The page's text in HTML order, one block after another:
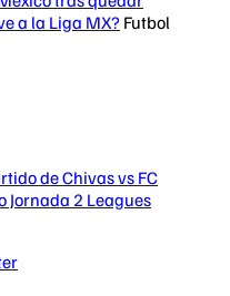
a la Liga MX? Futbol
de Chivas vs FC
Jornada 2 Leagues